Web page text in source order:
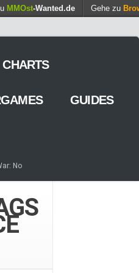
MMOst-Wanted.de Gehe zu
CHARTS
GUIDES
No
Spiele
und
Okay, thanks